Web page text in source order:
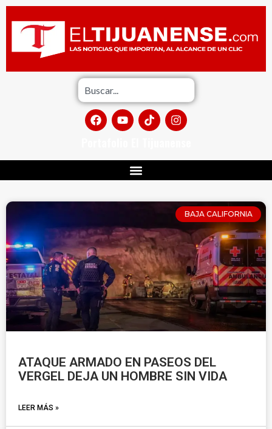
BAJA CALIFORNIA
ATAQUE ARMADO EN PASEOS DEL
VERGEL DEJA UN HOMBRE SIN VIDA
LEER MÁS »